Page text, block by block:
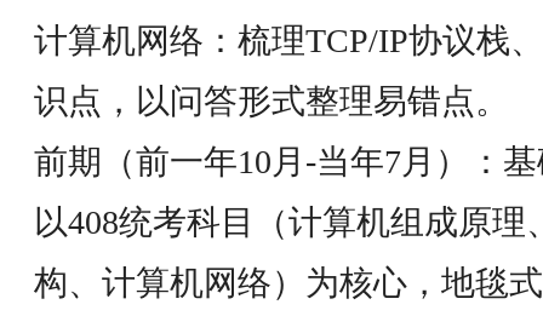
计算机网络：梳理TCP/IP协议栈
识点，以问答形式整理易错点。
前期（前一年10月-当年7月）：
以408统考科目（计算机组成原
构、计算机网络）为核心，地毯